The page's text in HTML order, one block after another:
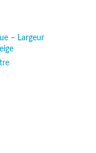
– Largeur
était :
actuel est :